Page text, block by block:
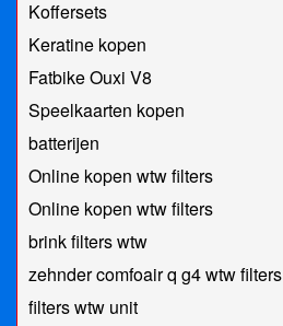
Koffersets
Keratine kopen
Fatbike Ouxi V8
Speelkaarten kopen
batterijen
Online kopen wtw filters
Online kopen wtw filters
brink filters wtw
zehnder comfoair q g4 wtw filters
filters wtw unit